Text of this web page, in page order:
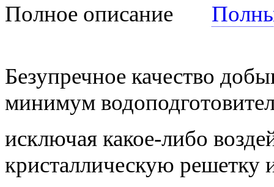
Полное описание
Безупречное качество
минимум
исключая какое-либо
кристаллическую решетку